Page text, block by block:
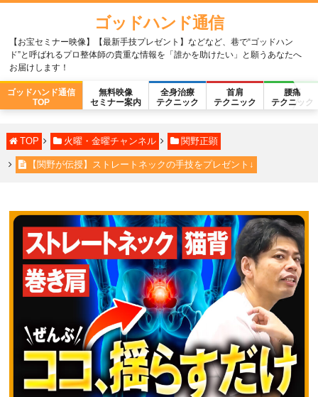
ゴッドハンド通信
【お宝セミナー映像】【最新手技プレゼント】などなど、巷で“ゴッドハン
ド”と呼ばれるプロ整体師の貴重な情報を「誰かを助けたい」と願うあなたへ
お届けします！
ゴッドハンド通信
TOP
無料映像
セミナー案内
全身治療
テクニック
首肩
テクニック
腰痛
テクニック
TOP 火曜・金曜チャンネル 関野正顕
【関野が伝授】ストレートネックの手技をプレゼント↓